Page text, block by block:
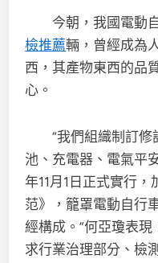
今朝，我國電動
檢推薦輛，曾經成為
西，其產物東西的品
心。
“我們組織制訂修
池、充電器、電氣平
年11月1日正式實行
范》，籠罩電動自行
經構成。”何亞瓊表
求行業治理部分、檢